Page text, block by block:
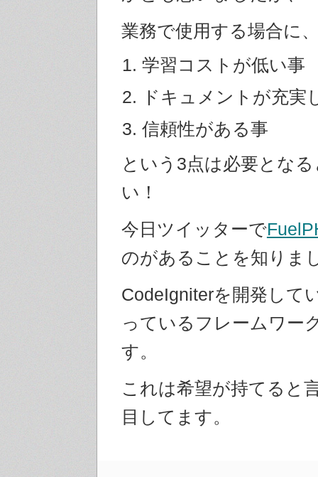
業務で使用する場合に
学習コストが低い事
ドキュメントが充実
信頼性がある事
という3点は必要とな
い！
今日ツイッターで
のがあることを知りま
CodeIgniterを開発して
っているフレームワー
す。
これは希望が持てると
目してます。